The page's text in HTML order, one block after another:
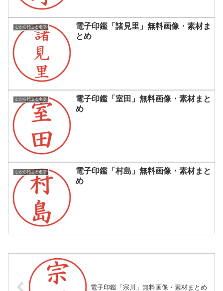
むから始まる名字
電子印鑑「諸見里」無料画像・素材ま
とめ
むから始まる名字
電子印鑑「室田」無料画像・素材まと
め
むから始まる名字
電子印鑑「村島」無料画像・素材まと
め
電子印鑑「宗川」無料画像・素材まとめ